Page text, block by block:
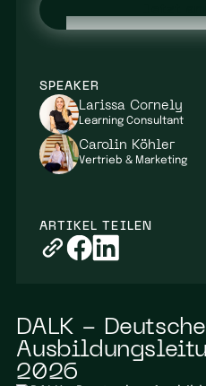
DALK -
2026
SPEAKER
Larissa Cornely
Learning Consultant
Carolin Köhler
Vertrieb & Marketing
ARTIKEL TEILEN